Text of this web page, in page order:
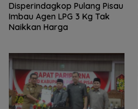
Disperindagkop Pulang Pisau
Imbau Agen LPG 3 Kg Tak
Naikkan Harga